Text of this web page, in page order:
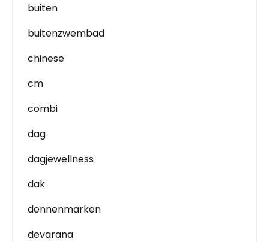
buiten
buitenzwembad
chinese
cm
combi
dag
dagjewellness
dak
dennenmarken
devarana